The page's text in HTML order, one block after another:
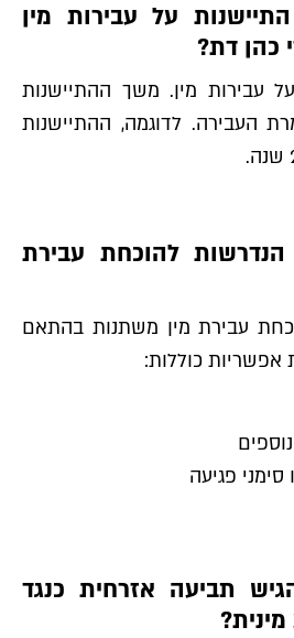
על עבירות מין
כהן דת?
עבירות מין. משך ההתיישנות
העבירה. לדוגמה, ההתיישנות
להוכחת עבירת
עבירת מין משתנות בהתאם
אפשריות כוללות:
סימני פגיעה
תביעה אזרחית כנגד